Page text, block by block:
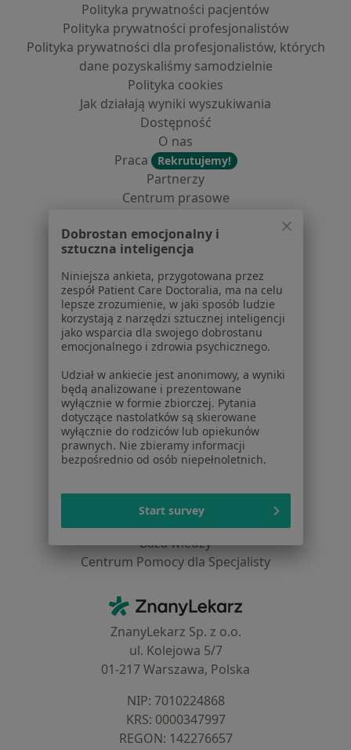
Polityka prywatności pacjentów
Polityka prywatności profesjonalistów
Polityka prywatności dla profesjonalistów, których
dane pozyskaliśmy samodzielnie
Polityka cookies
Jak działają wyniki wyszukiwania
Dostępność
O nas
Praca
Rekrutujemy!
Partnerzy
Centrum prasowe
Dla pacjentów
Lekarze
Placówki medyczne
Pytania i odpowiedzi
Usługi i zabiegi
Choroby
Pomoc
Aplikacje mobilne
Blog dla pacjentów
Dla profesjonalistów
Cennik
Dla placówek medycznych
Noa Notes nowość
Baza wiedzy
Centrum Pomocy dla Specjalisty
ZnanyLekarz - Strona główna
ZnanyLekarz Sp. z o.o.
ul. Kolejowa 5/7
01-217 Warszawa, Polska
NIP: ⁠7010224868
KRS: ⁠0000347997
REGON: ⁠142276657
Dobrostan emocjonalny i
sztuczna inteligencja
Niniejsza ankieta, przygotowana przez
zespół Patient Care Doctoralia, ma na celu
lepsze zrozumienie, w jaki sposób ludzie
korzystają z narzędzi sztucznej inteligencji
jako wsparcia dla swojego dobrostanu
emocjonalnego i zdrowia psychicznego.
Udział w ankiecie jest anonimowy, a wyniki
będą analizowane i prezentowane
wyłącznie w formie zbiorczej. Pytania
dotyczące nastolatków są skierowane
wyłącznie do rodziców lub opiekunów
prawnych. Nie zbieramy informacji
bezpośrednio od osób niepełnoletnich.
Start survey